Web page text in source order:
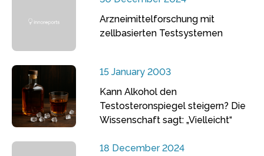
Arzneimittelforschung mit
zellbasierten Testsystemen
15 January 2003
Kann Alkohol den
Testosteronspiegel steigern? Die
Wissenschaft sagt: „Vielleicht“
18 December 2024